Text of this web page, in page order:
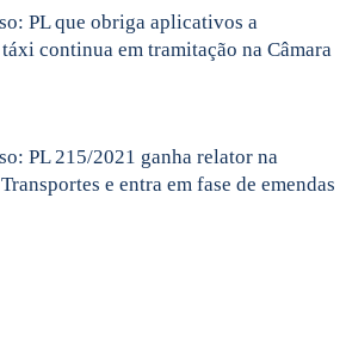
PL que obriga aplicativos a
continua em tramitação na Câmara
PL 215/2021 ganha relator na
e entra em fase de emendas